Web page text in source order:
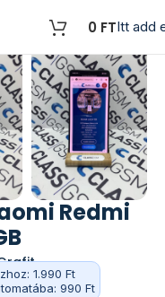
0 FTItt add
Redmi
1.990 Ft
990 Ft